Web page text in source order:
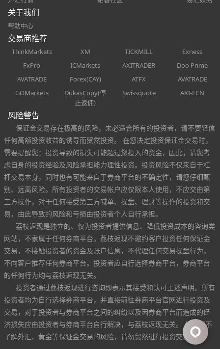
关于我们
帮助中心
交易商推荐
ThinkMarkets XM TICKMILL
Exness
FxPro
ICMarkets AXITRADER
Doo Prime
AVATRADE
Forex(CAY) ATFX
AVATRADE
GOMarkets
DukasCopy(停
止返佣)
Swissquote AXI-ECN
风险警告
保证金交易存在极高的风险，未必适合所有的投资者，请不要轻信
任何高额投资收益的诱导而贸然投资。 在您决定投资保证金交易时，
需要提醒您：投资导致的损失可能超过您投入的资金，因此，请您考
虑自身的投资经验及风险承担能力理性投资。投资风险不仅来自于杠
杆交易本身，同时也有可能来自于券商平台的不确定性，请您仔细甄
别、远离风险。所有投资者的交易帐户应仅限本人使用，不应交由第
三方操作，对于任何接受第三方喊单、操盘、理财等操作的投资和交
易，由此导致的风险和亏损由投资者个人自行承担。
荔枝返现是独立的、仅为投资者提供信息、降低投资成本的咨询类
网站，不隶属于任何券商平台。荔枝返现不邀约客户投资任何保证金
交易，不接触投资者的资金及账户信息，不代理任何交易操盘行为，
不向客户推荐任何券商平台。投资者应自行选择券商平台，券商平台
的任何行为均与荔枝返现无关。
投资者通过荔枝返现进行咨询即表示其接受和认可上述声明。所有
投资者均为自行选择券商平台，并直接前往券商平台官网进行投资及
交易，对于投资者与券商平台之间的纠纷以及因券商平台而造成的经
济损失应由投资者与券商平台自行解决，与荔枝返现无关。 如果您不
了解外汇、黄金等保证金交易的风险，请勿贸然进行投资交易。